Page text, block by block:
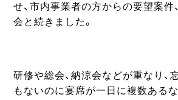
せ、市内事業者の方からの要望案件
会と続きました。
研修や総会、納涼会などが重なり、
もないのに宴席が一日に複数ある